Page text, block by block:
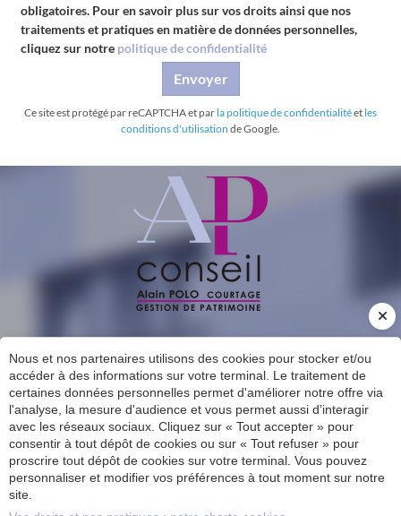
obligatoires. Pour en savoir plus sur vos droits ainsi que nos
traitements et pratiques en matière de données personnelles,
cliquez sur notre politique de confidentialité
Envoyer
Ce site est protégé par reCAPTCHA et par la politique de confidentialitéet les
conditions d'utilisation de Google.
INSCRIPTION À NOTRE LETTRE D'INFORMATION
CONTACT
AP CONSEIL PATRIMOINE - METZ
23, rue de Sarre
57070Metz
Contact
03 87 69 04 04
Nous et nos partenaires utilisons des cookies pour stocker et/ou
accéder à des informations sur votre terminal. Le traitement de
certaines données personnelles permet d'améliorer notre offre via
l'analyse, la mesure d'audience et vous permet aussi d’interagir
avec les réseaux sociaux. Cliquez sur « Tout accepter » pour
consentir à tout dépôt de cookies ou sur « Tout refuser » pour
proscrire tout dépôt de cookies sur votre terminal. Vous pouvez
personnaliser et modifier vos préférences à tout moment sur notre
site.